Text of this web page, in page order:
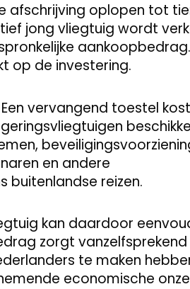
afschrijving oplopen tot
jong vliegtuig wordt
op de investering.
vervangend toestel
en andere
buitenlandse reizen.
kan daardoor
zorgt
te maken
economische